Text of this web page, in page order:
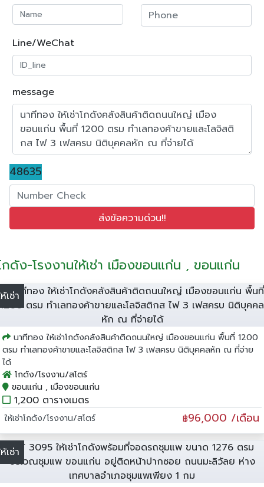
Line/WeChat
message
48635
กดัง-โรงงานให้เช่า เมืองขอนแก่น , ขอนแก่น
เช่า
นาทีทอง ให้เช่าโกดังคลังสินค้าติดถนนใหญ่ เมืองขอนแก่น พื้นที่ 1200
ตรม ทำเลทองค้าขายและโลจิสติกส ไฟ 3 เฟสครบ นิติบุคคลหัก ณ ที่จ่าย
ได้
โกดัง/โรงงาน/สโตร์
ขอนแก่น , เมืองขอนแก่น
1,200 ตารางเมตร
ให้เช่าโกดัง/โรงงาน/สโตร์ ฿96,000 /เดือน
เช่า